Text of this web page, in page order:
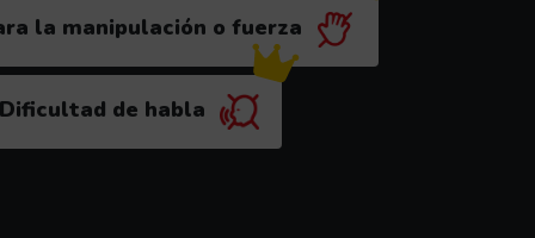
la manipulación o fuerza
para este perfil)
Dificultad de habla
videojuego es recomendable para este perfil)